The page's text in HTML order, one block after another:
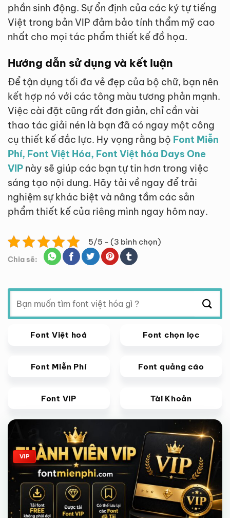
phần sinh động. Sự ổn định của các ký tự tiếng
Việt trong bản VIP đảm bảo tính thẩm mỹ cao
nhất cho mọi tác phẩm thiết kế đồ họa.
Hướng dẫn sử dụng và kết luận
Để tận dụng tối đa vẻ đẹp của bộ chữ, bạn nên
kết hợp nó với các tông màu tương phản mạnh.
Việc cài đặt cũng rất đơn giản, chỉ cần vài
thao tác giải nén là bạn đã có ngay một công
cụ thiết kế đắc lực. Hy vọng rằng bộ Font Miễn
Phí, Font Việt Hóa, Font Việt hóa Days One
VIP này sẽ giúp các bạn tự tin hơn trong việc
sáng tạo nội dung. Hãy tải về ngay để trải
nghiệm sự khác biệt và nâng tầm các sản
phẩm thiết kế của riêng mình ngay hôm nay.
5/5 - (3 bình chọn)
Chia sẽ:
Tìm
kiếm:
Font Việt hoá Font chọn lọc
Font Miễn Phí Font quảng cáo
Font VIP Tài Khoản
Giảm giá!
VIP